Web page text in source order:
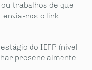
trabalhos de que
nos o link.
do IEFP (nível
presencialmente